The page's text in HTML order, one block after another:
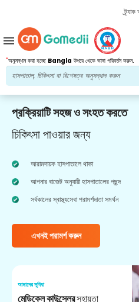
*অনুসন্ধান করা হচ্ছে Bangla উপরে থেকে ভাষা পরিবর্তন করুন.
menu
প্রক্রিয়াটি সহজ ও সংহত করতে
চিকিৎসা পাওয়ার জন্য
আরামদায়ক হাসপাতালে থাকা
আপনার বাজেট অনুযায়ী হাসপাতালের পছন্দ
সর্বকালের স্বাস্থ্যসেবা পরামর্শদাতা সমর্থন
এখনই পরামর্শ করুন
আমাদের সুবিধা
মেডিকেল কাউন্সেলরসহায়তা